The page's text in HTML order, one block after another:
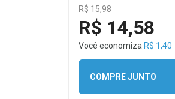
R$ 15,98
R$ 14,58
Você economiza R$ 1,40
COMPRE JUNTO